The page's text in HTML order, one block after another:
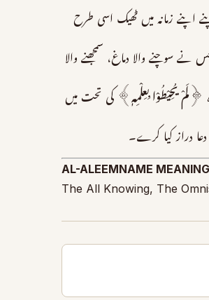
اپنے زمانہ میں ٹھیک اسی طرح
سوچنے والا دماغ، سمجھنے والا
﴿لَمْ یُحِیْطُوْا بِعِلْمِہٖ ﴾ کی تحت میں
دراز کیا کرے۔
AL-ALEEMNAME
The All Knowing, The